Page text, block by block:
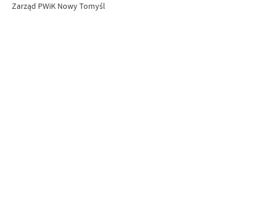
Zarząd PWiK Nowy Tomyśl